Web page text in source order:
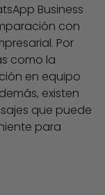
Business
con
Por
como la
en equipo
existen
que puede
para